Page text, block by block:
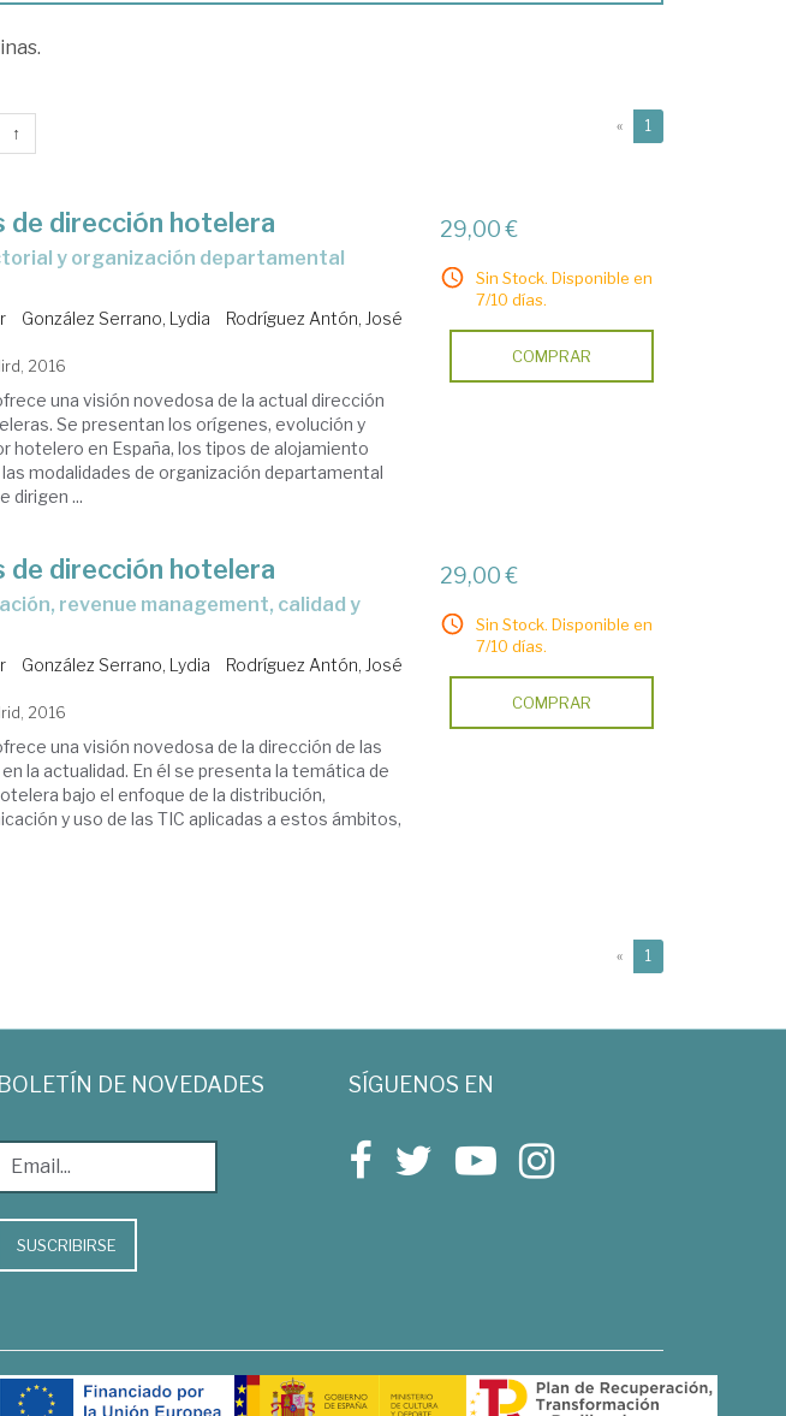
↑ « 1
de dirección hotelera
González Serrano, Lydia
Rodríguez Antón, José
2016
una visión novedosa de la actual dirección
Se presentan los orígenes, evolución y
hotelero en España, los tipos de alojamiento
modalidades de organización departamental
dirigen ...
29,00 €
Sin Stock. Disponible en
7/10 días.
COMPRAR
de dirección hotelera
González Serrano, Lydia
Rodríguez Antón, José
2016
una visión novedosa de la dirección de las
la actualidad. En él se presenta la temática de
bajo el enfoque de la distribución,
y uso de las TIC aplicadas a estos ámbitos,
29,00 €
Sin Stock. Disponible en
7/10 días.
COMPRAR
« 1
BOLETÍN DE NOVEDADES
SUSCRIBIRSE
SÍGUENOS EN